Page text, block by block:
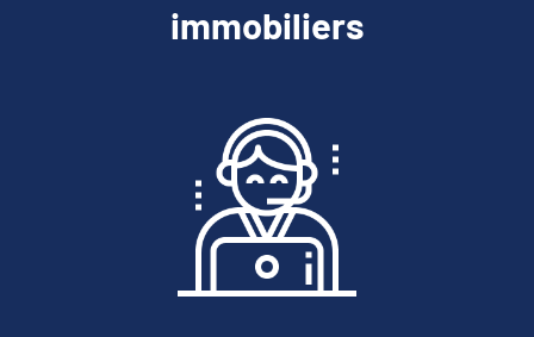
immobiliers